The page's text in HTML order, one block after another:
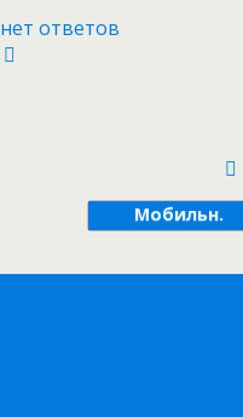
нет ответов
Мобильн.